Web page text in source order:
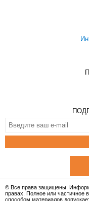
© Все права защищены.
правах. Полное или частичное
способом материалов